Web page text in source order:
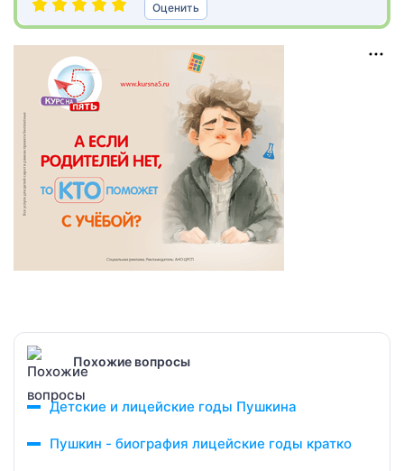
Оценить
Похожие вопросы
Детские и лицейские годы Пушкина
Пушкин - биография лицейские годы кратко